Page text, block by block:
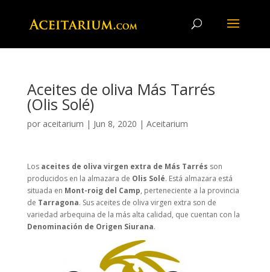
Aceites de oliva Más Tarrés
(Olis Solé)
por aceitarium | Jun 8, 2020 | Aceitarium
Los aceites de oliva virgen extra de Más Tarrés son
producidos en la almazara de Olis Solé. Está almazara está
situada en Mont-roig del Camp, perteneciente a la provincia
de Tarragona. Sus aceites de oliva virgen extra son de
variedad arbequina de la más alta calidad, que cuentan con la
Denominación de Origen Siurana.